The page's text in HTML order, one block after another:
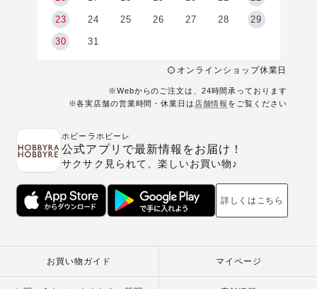
23 24 25 26 27 28 29
30 31
オンラインショップ休業日
※Webからのご注文は、24時間承っております
※各実店舗の営業時間・休業日は 店舗情報 をご覧ください
ホビーラホビーレ
公式アプリで最新情報をお届け！
サクサク見られて、楽しいお買い物♪
詳しくはこちら
お買い物ガイド マイページ